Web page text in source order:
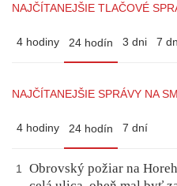
NAJČÍTANEJŠIE TLAČOVÉ
4 hodiny 24 hodín 3 dni 7
NAJČÍTANEJŠIE SPRÁVY NA
4 hodiny 24 hodín 7 dní
1
Obrovský požiar na